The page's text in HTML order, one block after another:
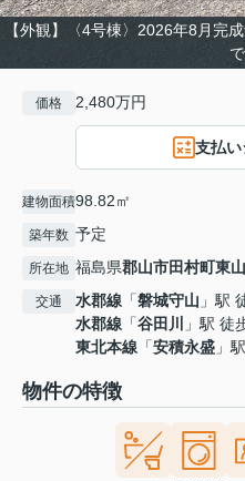
【外観】〈4号棟〉2026年8月完
価格 2,480万円
支払
建物面積98.82㎡
築年数 予定
所在地 福島県郡山市田村町東山
交通 水郡線 「磐城守山 」駅
水郡線 「谷田川
」駅 徒
東北本線 「安積永盛 」
物件の特徴